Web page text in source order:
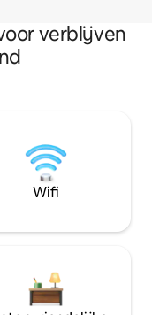
verblijven
Wifi